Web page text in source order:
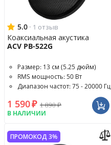
5.0 · 1 отзыв
Коаксиальная акустика
ACV PB-522G
Размер: 13 см (5.25 дюйм)
RMS мощность: 50 Вт
Диапазон частот: 75 - 20000 Гц
1 590₽ 1 890₽
В НАЛИЧИИ
ПРОМОКОД 3%